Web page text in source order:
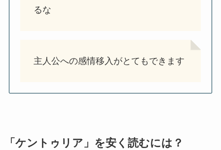
るな
主人公への感情移入がとてもできます
「ケントゥリア」を安く読むには？